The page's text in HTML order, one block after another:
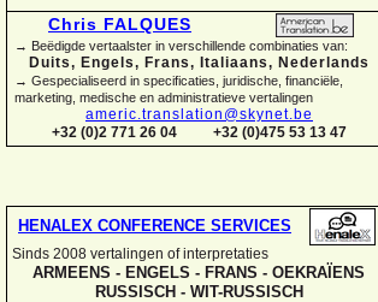
Chris FALQUES
→ Beëdigde vertaalster in verschillende combinaties van:
Duits, Engels, Frans, Italiaans, Nederlands
→ Gespecialiseerd in specificaties, juridische, financiële,
marketing, medische en administratieve vertalingen
americ.translation@skynet.be
+32 (0)2 771 26 04
+32 (0)475 53 13 47
HENALEX CONFERENCE SERVICES
Sinds 2008 vertalingen of interpretaties
ARMEENS - ENGELS - FRANS - OEKRAÏENS
RUSSISCH - WIT-RUSSISCH